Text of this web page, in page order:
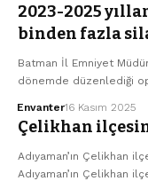
2023-2025
binden fazla
Batman İl Emniyet
dönemde düzenlediği
Envanter16 Kasım 2025
Çelikhan
Adıyaman’ın Çelikhan
Adıyaman’ın Çelikhan